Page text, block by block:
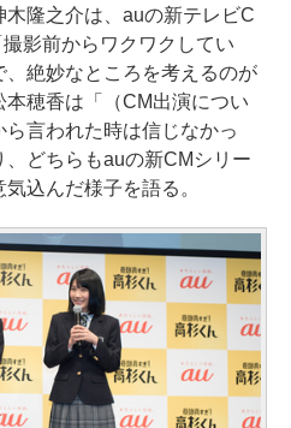
隆之介は、auの新テレビC
影前からワクワクしてい
絶妙なところを考えるのが
穂香は「（CM出演につい
言われた時は信じなかっ
どちらもauの新CMシリー
込んだ様子を語る。